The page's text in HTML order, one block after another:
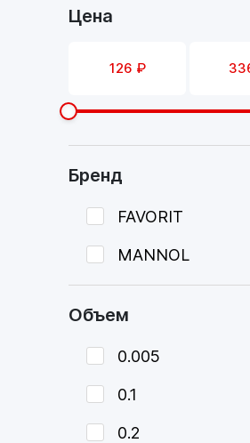
Цена
Бренд
FAVORIT
MANNOL
Объем
0.005
0.1
0.2